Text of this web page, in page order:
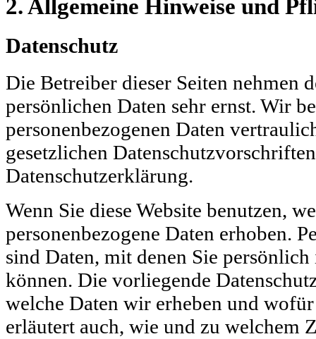
2. Allgemeine Hinweise und
Datenschutz
Die Betreiber dieser Seiten nehmen
persönlichen Daten sehr ernst. Wir
personenbezogenen Daten
gesetzlichen
Datenschutzerklärung.
Wenn Sie diese Website benutzen,
personenbezogene Daten erhoben.
sind Daten, mit denen Sie
können. Die vorliegende
welche Daten wir erheben und
erläutert auch, wie und zu welchem